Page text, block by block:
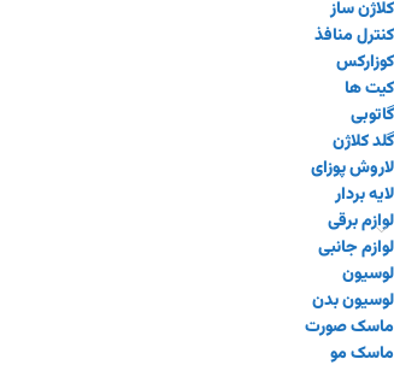
کلاژن ساز
کنترل منافذ
کوزارکس
کیت ها
گاتوبی
گلد کلاژن
لاروش پوزای
لایه بردار
لوازم برقی
لوازم جانبی
لوسیون
لوسیون بدن
ماسک صورت
ماسک مو